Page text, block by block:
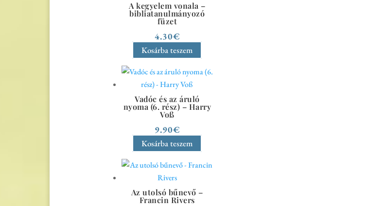
A kegyelem vonala –
bibliatanulmányozó
füzet
4.30€
Kosárba teszem
Vadóc és az áruló
nyoma (6. rész) – Harry
Voß
9.90€
Kosárba teszem
Az utolsó bűnevő –
Francin Rivers